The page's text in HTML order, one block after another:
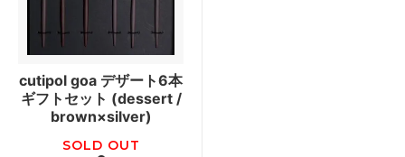
cutipol goa デザート6本
ギフトセット (dessert /
brown×silver)
SOLD OUT